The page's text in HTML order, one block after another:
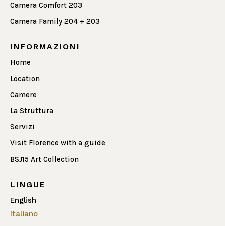
Camera Comfort 203
Camera Family 204 + 203
INFORMAZIONI
Home
Location
Camere
La Struttura
Servizi
Visit Florence with a guide
BSJ15 Art Collection
LINGUE
English
Italiano